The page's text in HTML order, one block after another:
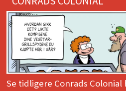
Se tidligere Conrads Colonial